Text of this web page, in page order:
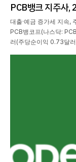
PCB뱅크 지주사,
대출·예금 증가세 지속,
PCB뱅코프(나스닥:
러(주당순이익 0.73달